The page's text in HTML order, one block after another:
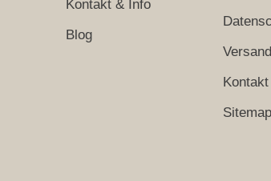
Kontakt & Info
Blog
Sitemap